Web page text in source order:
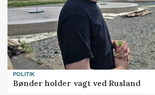
POLITIK
Bønder holder vagt ved Rusland